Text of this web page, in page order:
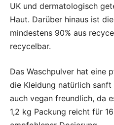
UK und dermatologisch
Haut. Darüber hinaus ist
mindestens 90% aus
recycelbar.
Das Waschpulver hat eine
die Kleidung natürlich
auch vegan freundlich, da
1,2 kg Packung reicht für